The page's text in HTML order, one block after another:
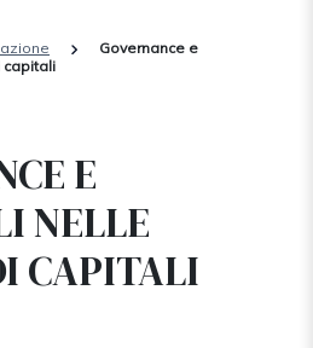
Governance e
capitali
E
NELLE
CAPITALI